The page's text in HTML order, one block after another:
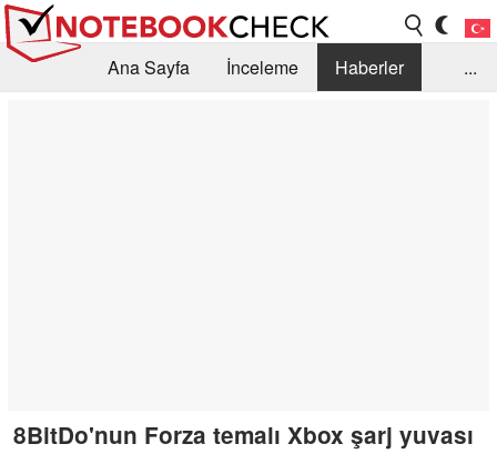
Ana Sayfa İnceleme
Haberler
...
8BitDo'nun Forza temalı Xbox şarj yuvası